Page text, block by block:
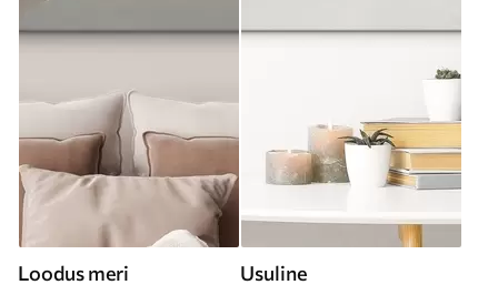
Loodus meri Usuline